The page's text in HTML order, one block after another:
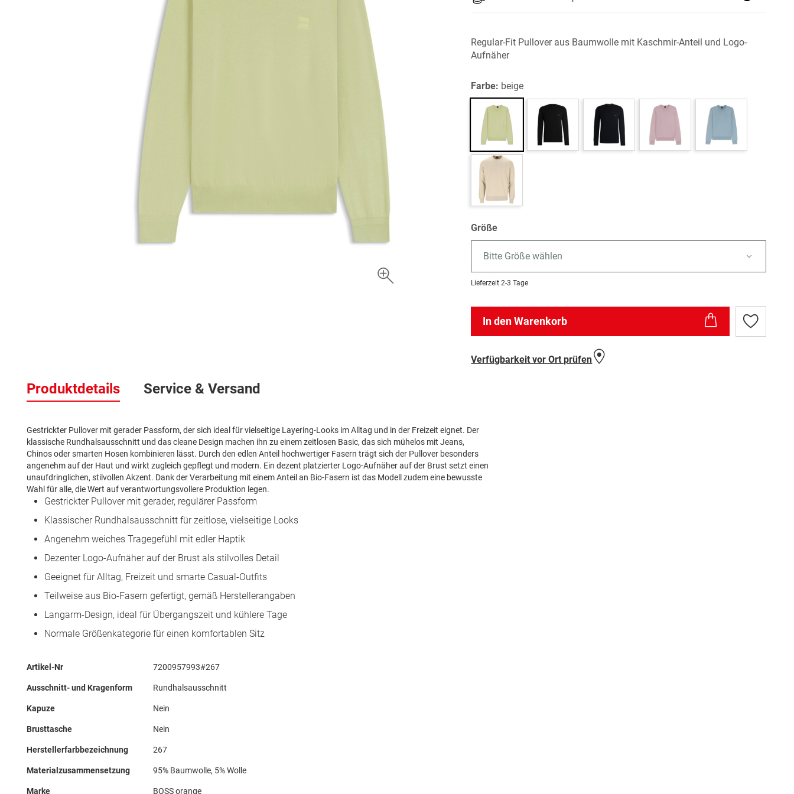
Regular-Fit Pullover aus Baumwolle mit Kaschmir-Anteil und Logo-
Aufnäher
Farbe: beige
Größe
Bitte Größe wählen
Lieferzeit 2-3 Tage
In den Warenkorb
Zur
Wunschliste
Verfügbarkeit vor Ort prüfen
Produktdetails
Gestrickter Pullover mit gerader Passform, der sich ideal für vielseitige Layering-Looks im Alltag und in der Freizeit eignet. Der
klassische Rundhalsausschnitt und das cleane Design machen ihn zu einem zeitlosen Basic, das sich mühelos mit Jeans,
Chinos oder smarten Hosen kombinieren lässt. Durch den edlen Anteil hochwertiger Fasern trägt sich der Pullover besonders
angenehm auf der Haut und wirkt zugleich gepflegt und modern. Ein dezent platzierter Logo-Aufnäher auf der Brust setzt einen
unaufdringlichen, stilvollen Akzent. Dank der Verarbeitung mit einem Anteil an Bio-Fasern ist das Modell zudem eine bewusste
Wahl für alle, die Wert auf verantwortungsvollere Produktion legen.
Gestrickter Pullover mit gerader, regulärer Passform
Klassischer Rundhalsausschnitt für zeitlose, vielseitige Looks
Angenehm weiches Tragegefühl mit edler Haptik
Dezenter Logo-Aufnäher auf der Brust als stilvolles Detail
Geeignet für Alltag, Freizeit und smarte Casual-Outfits
Teilweise aus Bio-Fasern gefertigt, gemäß Herstellerangaben
Langarm-Design, ideal für Übergangszeit und kühlere Tage
Normale Größenkategorie für einen komfortablen Sitz
Mehr
Artikel-Nr 7200957993#267
Ausschnitt- und Kragenform Rundhalsausschnitt
Kapuze Nein
Brusttasche Nein
Herstellerfarbbezeichnung 267
Materialzusammensetzung 95% Baumwolle, 5% Wolle
Marke BOSS orange
Service & Versand